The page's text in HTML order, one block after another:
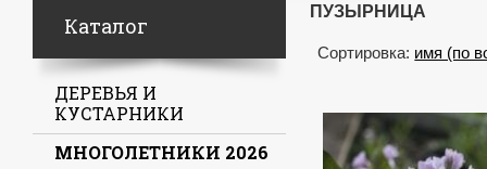
ПУЗЫРНИЦА
Сортировка: имя (по
Каталог
ДЕРЕВЬЯ И
КУСТАРНИКИ
МНОГОЛЕТНИКИ 2026